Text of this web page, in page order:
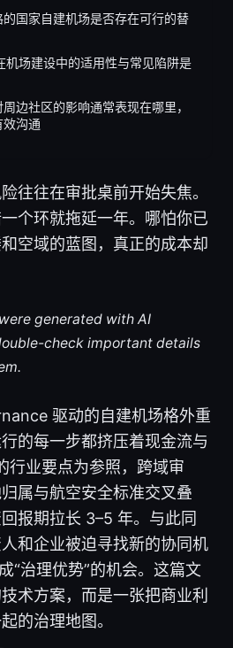
国家自建机场是否存在可行的替
机场建设中的适用性与常见陷阱是
边社区的影响通常表现在哪里，
沟通
往往在审批桌前开始失焦。
个环就拖延一年。哪怕你已
空域的蓝图，真正的成本却
generated with AI
check important details
驱动的自建机场格外重
的每一步都挤压着现金流与
行业要点为参照，跨域审
属与航空安全标准交叉叠
报期拉长 3–5 年。与此同
和企业被迫寻找新的协同机
“治理优势”的机会。这篇文
术方案，而是一张把商业利
的治理地图。